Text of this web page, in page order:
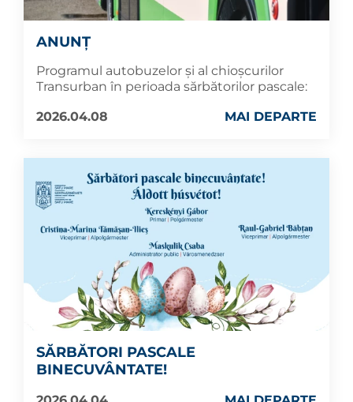
ANUNȚ
Programul autobuzelor și al chioșcurilor
Transurban în perioada sărbătorilor pascale:
2026.04.08
MAI DEPARTE
SĂRBĂTORI PASCALE
BINECUVÂNTATE!